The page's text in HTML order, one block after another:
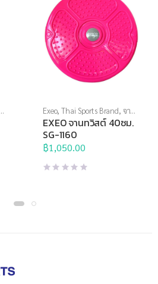
Exeo,Thai Sports Brand, จานท
วิสต์,อุปกรณ์บริหารกาย
EXEO จานทวิสต์ 40ซม.
SG-1160
฿1,050.00